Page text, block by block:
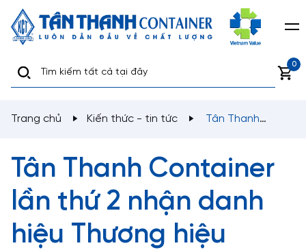
0
Trang chủ Kiến thức - tin tức
Tân Thanh Container
lần thứ 2 nhận danh
hiệu Thương hiệu